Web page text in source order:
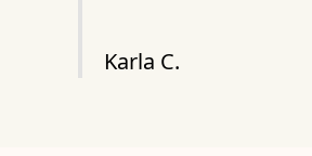
Karla C.